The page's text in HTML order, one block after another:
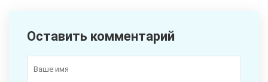
Оставить комментарий